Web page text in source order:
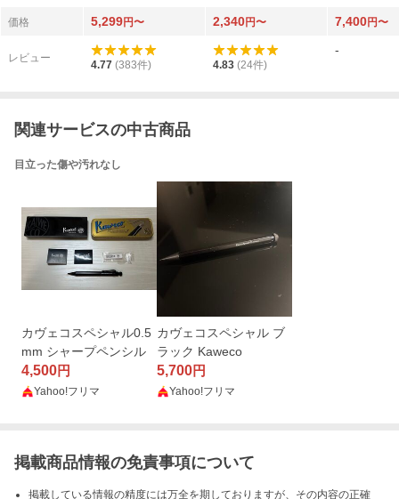
価格
5,299円〜 2,340円〜 7,400円〜
レビュー
4.77 (383件) 4.83 (24件)
-
関連サービスの中古商品
目立った傷や汚れなし
カヴェコスペシャル0.5
mm シャープペンシル
4,500円
Yahoo!フリマ
カヴェコスペシャル ブ
ラック Kaweco
5,700円
Yahoo!フリマ
掲載商品情報の免責事項について
掲載している情報の精度には万全を期しておりますが、その内容の正確